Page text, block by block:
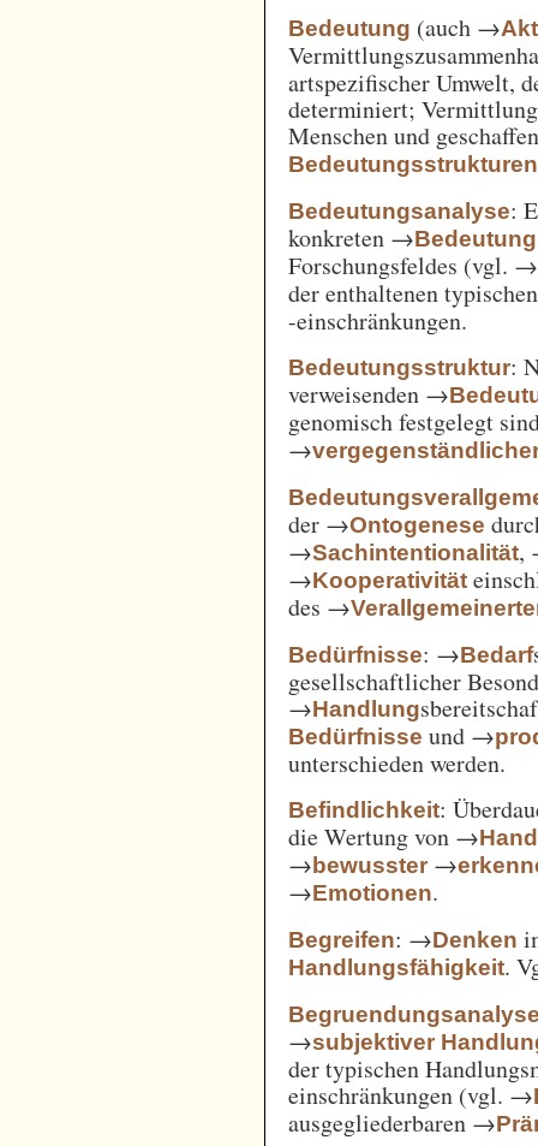
Bedeutung (auch →
artspezifischer Umwelt,
determiniert;
Menschen und
Bedeutungsstrukturen
Bedeutungsanalyse:
konkreten →
Forschungsfeldes (vgl. →
der enthaltenen
-einschränkungen.
Bedeutungsstruktur:
verweisenden →
genomisch festgelegt
→
der →Ontogenese
→Sachintentionalität,
→Kooperativität
des →
Bedürfnisse: →Bedarf
gesellschaftlicher
→Handlung
Bedürfnisse und →
unterschieden werden.
Befindlichkeit:
die Wertung von →
→bewusster →
→Emotionen.
Begreifen: →Denken
Handlungsfähigkeit.
→subjektiver
der typischen
einschränkungen (vgl. →
ausgegliederbaren →